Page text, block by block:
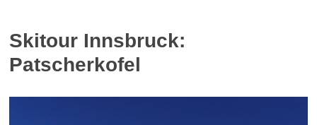
Skitour Innsbruck:
Patscherkofel